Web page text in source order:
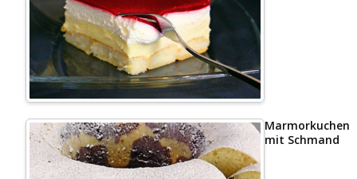
Marmorkuchen
mit Schmand